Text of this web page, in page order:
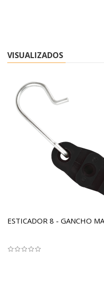
VISUALIZADOS
ESTICADOR 8 - GANCHO